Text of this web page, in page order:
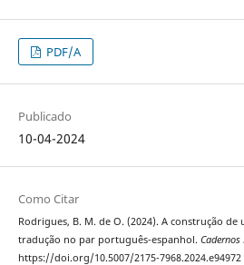
PDF/A
Publicado
10-04-2024
Como Citar
Rodrigues, B. M. de O. (2024). A construção
tradução no par português-espanhol. Cadernos
https://doi.org/10.5007/2175-7968.2024.e94972